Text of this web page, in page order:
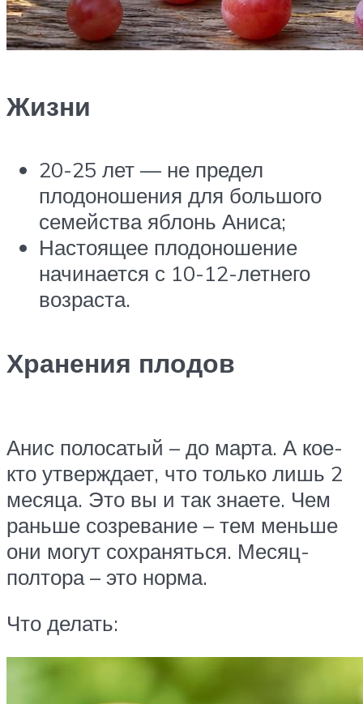
Жизни
20-25 лет — не предел
плодоношения для большого
семейства яблонь Аниса;
Настоящее плодоношение
начинается с 10-12-летнего
возраста.
Хранения плодов
Анис полосатый – до марта. А кое-
кто утверждает, что только лишь 2
месяца. Это вы и так знаете. Чем
раньше созревание – тем меньше
они могут сохраняться. Месяц-
полтора – это норма.
Что делать: